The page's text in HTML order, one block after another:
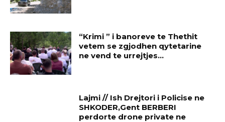
“Krimi ” i banoreve te Thethit
vetem se zgjodhen qytetarine
ne vend te urrejtjes…
Lajmi // Ish Drejtori i Policise ne
SHKODER,Gent BERBERI
perdorte drone private ne